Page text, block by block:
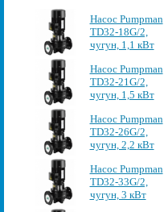
Насос Pumpman
TD32-18G/2,
чугун, 1,1 кВт
Насос Pumpman
TD32-21G/2,
чугун, 1,5 кВт
Насос Pumpman
TD32-26G/2,
чугун, 2,2 кВт
Насос Pumpman
TD32-33G/2,
чугун, 3 кВт